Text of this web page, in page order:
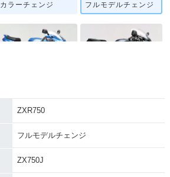
カラーチェンジ
フルモデルチェンジ
ZXR750
フルモデルチェンジ
ZX750J